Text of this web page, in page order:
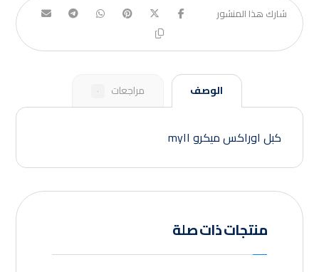
الوصف مراجعات ٠
كبل اوراكس ميكرو my١١
منتجات ذات صلة